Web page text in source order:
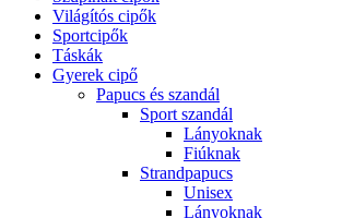
Világítós cipők
Sportcipők
Táskák
Gyerek cipő
Papucs és szandál
Sport szandál
Lányoknak
Fiúknak
Strandpapucs
Unisex
Lányoknak